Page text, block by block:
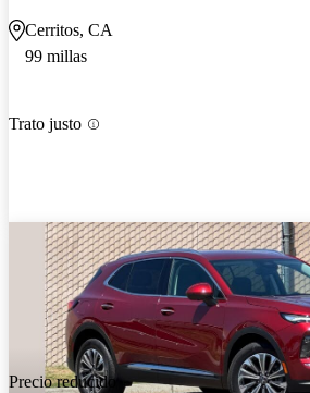
Cerritos, CA
99 millas
Trato justo
Precio reducido